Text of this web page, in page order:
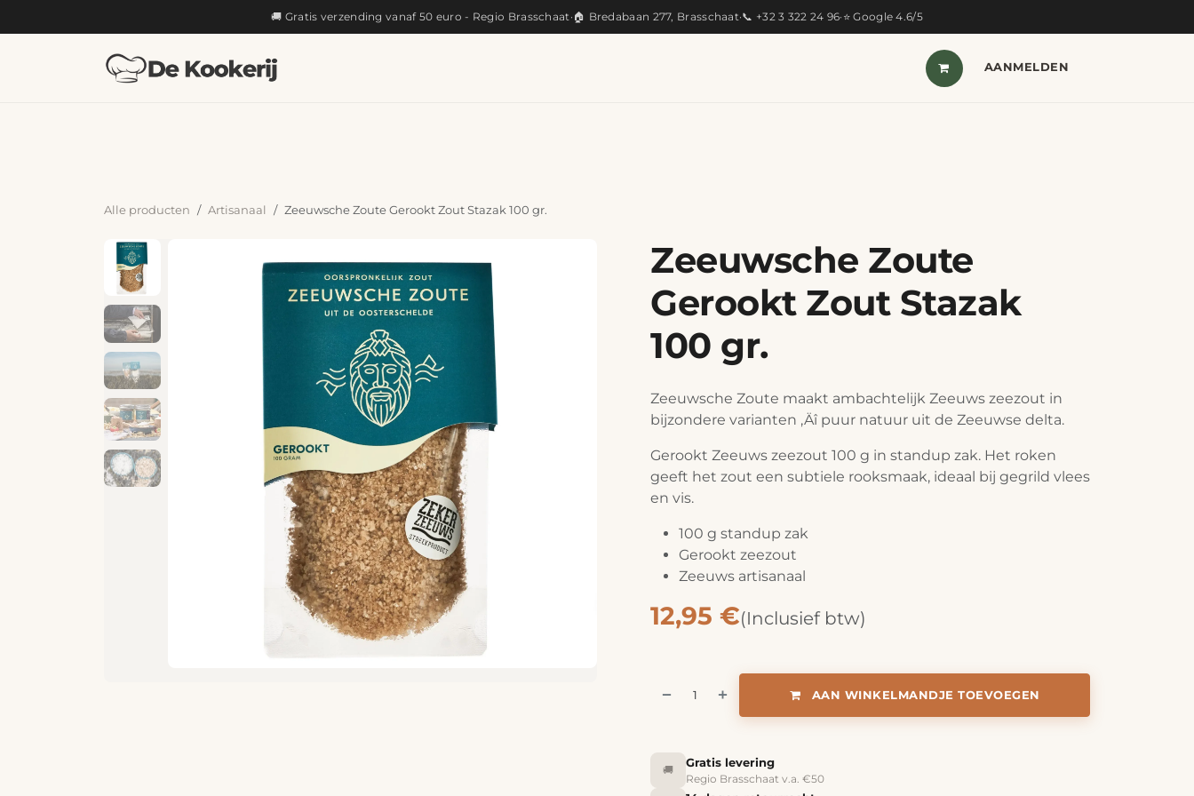
🚚 Gratis verzending vanaf 50 euro - Regio Brasschaat· 🏠 Bredabaan 277, Brasschaat·📞 +32 3 322 24 96· ⭐ Google 4.6/5
SHOP CONTACT
AANMELDEN
Alle producten Artisanaal Zeeuwsche Zoute Gerookt Zout Stazak 100 gr.
Zeeuwsche Zoute
Gerookt Zout Stazak
100 gr.
Zeeuwsche Zoute maakt ambachtelijk Zeeuws zeezout in
bijzondere varianten ‚Äî puur natuur uit de Zeeuwse delta.
Gerookt Zeeuws zeezout 100 g in standup zak. Het roken
geeft het zout een subtiele rooksmaak, ideaal bij gegrild vlees
en vis.
100 g standup zak
Gerookt zeezout
Zeeuws artisanaal
12,95 €(Inclusief btw)
AAN WINKELMANDJE TOEVOEGEN
🚚
Gratis levering
Regio Brasschaat v.a. €50